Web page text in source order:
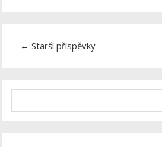
← Starší příspěvky